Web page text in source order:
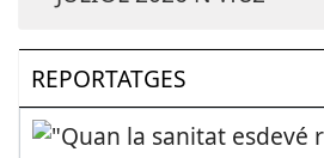
REPORTATGES